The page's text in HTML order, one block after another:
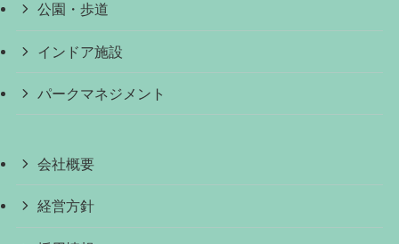
公園・歩道
インドア施設
パークマネジメント
会社概要
経営方針